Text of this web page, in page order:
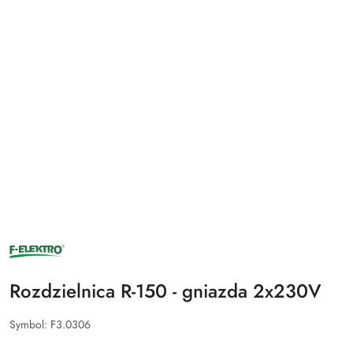
NAZWA
PRODUCENTA:
Rozdzielnica R-150 - gniazda 2x230V
Symbol: F3.0306